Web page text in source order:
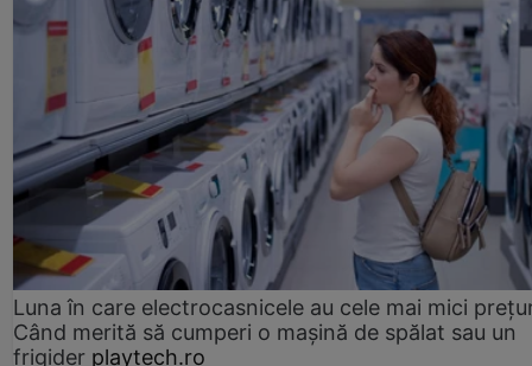
Luna în care electrocasnicele au cele mai mici
Când merită să cumperi o mașină de spălat sau un
frigider playtech.ro